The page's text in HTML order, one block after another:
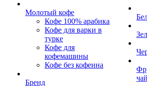
Молотый кофе
Кофе 100% арабика
Кофе для варки в
турке
Кофе для
кофемашины
Кофе без кофеина
Бренд